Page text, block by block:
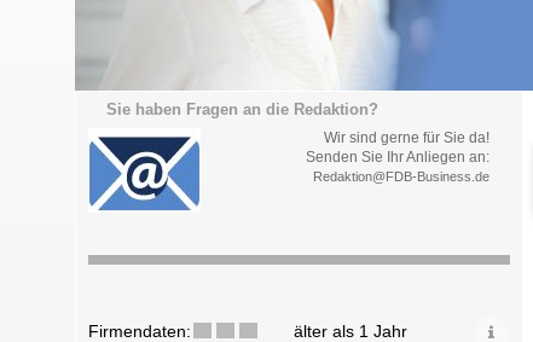
Sie haben Fragen an die Redaktion?
Wir sind gerne für Sie da!
Senden Sie Ihr Anliegen an:
Redaktion@FDB-Business.de
Firmendaten: älter als 1 Jahr